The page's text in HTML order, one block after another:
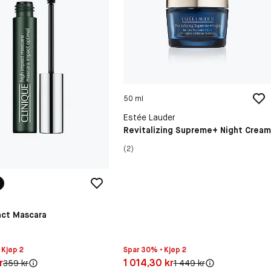
Mascara
Kjøp 2
kr
Original pris:
359 kr
50 ml
Estée Lauder
Revitalizing Supreme+ Night Cream
(2)
Spar 30% • Kjøp 2
Pris: 1 014,30 kr
1 014,30 krOriginal pris:
1 449 kr